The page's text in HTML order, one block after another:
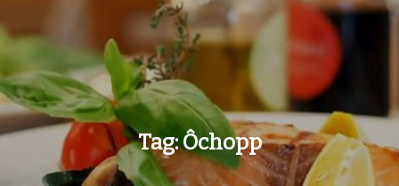
Tag:Ôchopp